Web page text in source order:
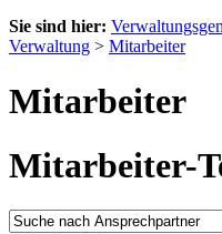
Sie sind hier:
Verwaltung > Mitarbeiter
Mitarbeiter
Mitarbeiter-